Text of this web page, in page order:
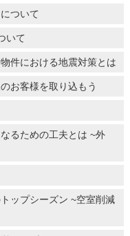
ついて
いて
件における地震対策とは
お客様を取り込もう
るための工夫とは ~外
ップシーズン ~空室削減